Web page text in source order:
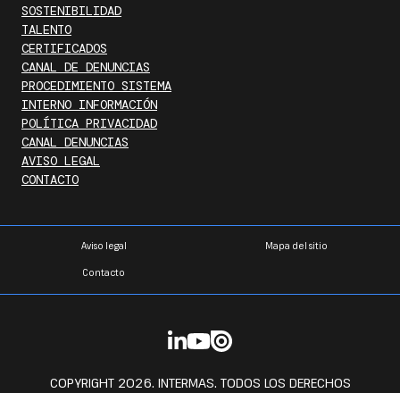
SOSTENIBILIDAD
TALENTO
CERTIFICADOS
CANAL DE DENUNCIAS
PROCEDIMIENTO SISTEMA
INTERNO INFORMACIÓN
POLÍTICA PRIVACIDAD
CANAL DENUNCIAS
AVISO LEGAL
CONTACTO
Aviso legal Mapa del sitio
Contacto
COPYRIGHT 2026. INTERMAS. TODOS LOS DERECHOS